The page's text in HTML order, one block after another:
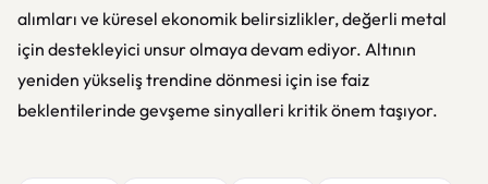
alımları ve küresel ekonomik belirsizlikler, değerli metal
için destekleyici unsur olmaya devam ediyor. Altının
yeniden yükseliş trendine dönmesi için ise faiz
beklentilerinde gevşeme sinyalleri kritik önem taşıyor.